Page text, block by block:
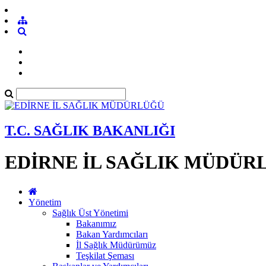
T.C. SAĞLIK BAKANLIĞI
EDİRNE İL SAĞLIK
Yönetim
Sağlık Üst Yönetimi
Bakanımız
Bakan Yardımcıları
İl Sağlık Müdürümüz
Teşkilat Şeması